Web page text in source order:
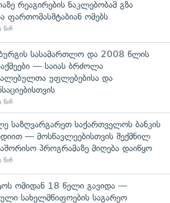
რეაგირების ნაკლებობამ გზა
ფართომასშტაბიან ომებს
წინ
სასამართლო და 2008 წლის
— საიას ბრძოლა
უფლებებისა და
წინ
საზღვარგარეთ საქართველოს ბანკის
— მოსწავლეებისთვის შექმნილ
პროგრამაზე მიღება დაიწყო
წინ
ომიდან 18 წელი გავიდა —
სახელმწიფოების საგარეო